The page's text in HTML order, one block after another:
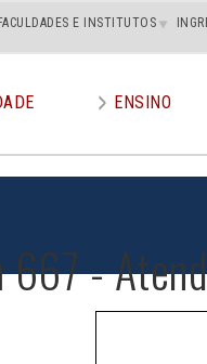
E INSTITUTOS
ENSINO
-